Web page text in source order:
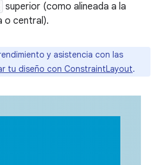
superior (como alineada a la
o central).
y asistencia con las
tu diseño con ConstraintLayout.